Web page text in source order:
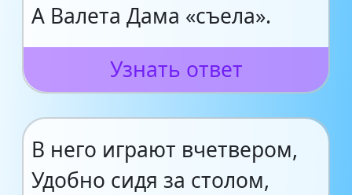
А Валета Дама «съела».
Узнать ответ
В него играют вчетвером,
Удобно сидя за столом,